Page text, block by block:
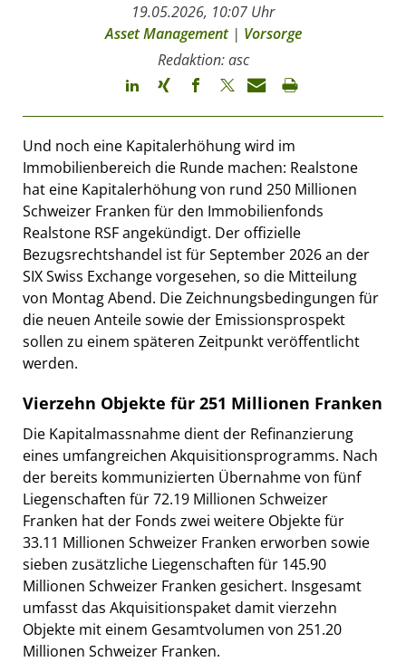
19.05.2026, 10:07 Uhr
Asset Management| Vorsorge
Redaktion: asc
Und noch eine Kapitalerhöhung wird im
Immobilienbereich die Runde machen: Realstone
hat eine Kapitalerhöhung von rund 250 Millionen
Schweizer Franken für den Immobilienfonds
Realstone RSF angekündigt. Der offizielle
Bezugsrechtshandel ist für September 2026 an der
SIX Swiss Exchange vorgesehen, so die Mitteilung
von Montag Abend. Die Zeichnungsbedingungen für
die neuen Anteile sowie der Emissionsprospekt
sollen zu einem späteren Zeitpunkt veröffentlicht
werden.
Vierzehn Objekte für 251 Millionen Franken
Die Kapitalmassnahme dient der Refinanzierung
eines umfangreichen Akquisitionsprogramms. Nach
der bereits kommunizierten Übernahme von fünf
Liegenschaften für 72.19 Millionen Schweizer
Franken hat der Fonds zwei weitere Objekte für
33.11 Millionen Schweizer Franken erworben sowie
sieben zusätzliche Liegenschaften für 145.90
Millionen Schweizer Franken gesichert. Insgesamt
umfasst das Akquisitionspaket damit vierzehn
Objekte mit einem Gesamtvolumen von 251.20
Millionen Schweizer Franken.